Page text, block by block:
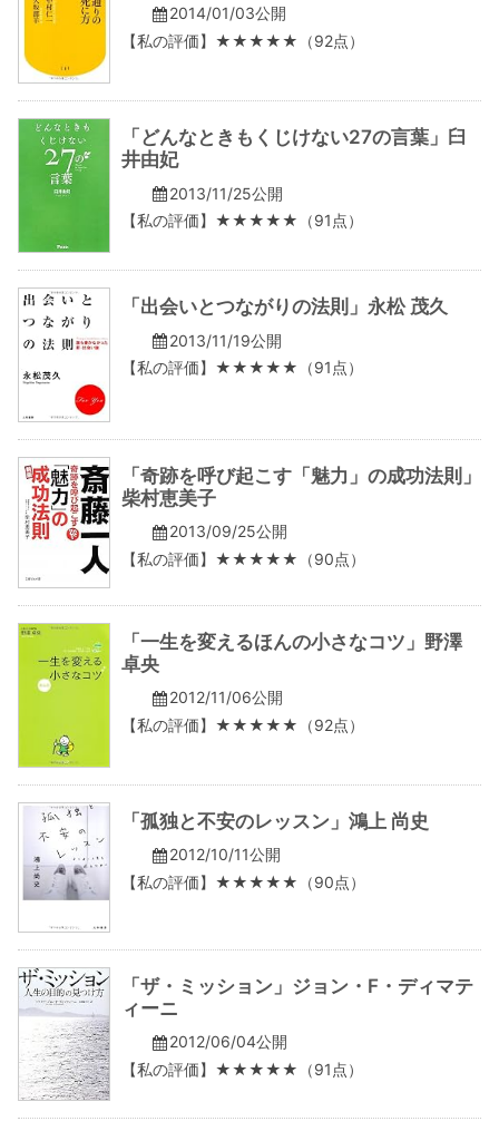
2014/01/03公開
【私の評価】★★★★★（92点）
「どんなときもくじけない27の言葉」臼
井由妃
2013/11/25公開
【私の評価】★★★★★（91点）
「出会いとつながりの法則」永松 茂久
2013/11/19公開
【私の評価】★★★★★（91点）
「奇跡を呼び起こす「魅力」の成功法則」
柴村恵美子
2013/09/25公開
【私の評価】★★★★★（90点）
「一生を変えるほんの小さなコツ」野澤
卓央
2012/11/06公開
【私の評価】★★★★★（92点）
「孤独と不安のレッスン」鴻上 尚史
2012/10/11公開
【私の評価】★★★★★（90点）
「ザ・ミッション」ジョン・F・ディマテ
ィーニ
2012/06/04公開
【私の評価】★★★★★（91点）